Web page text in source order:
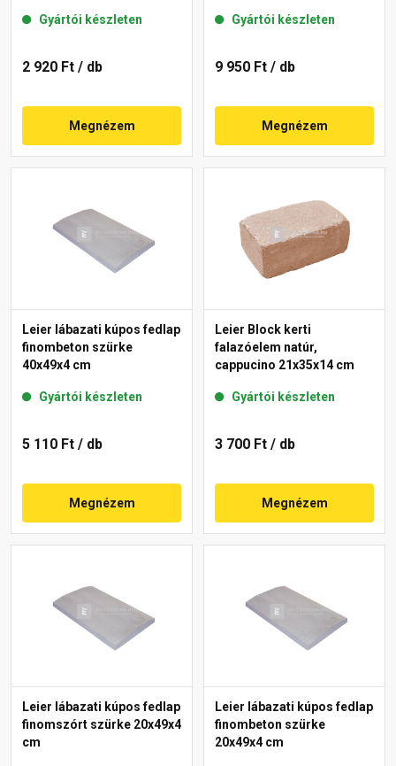
Gyártói készleten
2 920 Ft / db
Megnézem
Gyártói készleten
9 950 Ft / db
Megnézem
Leier lábazati kúpos fedlap
finombeton szürke
40x49x4 cm
Gyártói készleten
5 110 Ft / db
Megnézem
Leier Block kerti
falazóelem natúr,
cappucino 21x35x14 cm
Gyártói készleten
3 700 Ft / db
Megnézem
Leier lábazati kúpos fedlap
finomszórt szürke 20x49x4
cm
Leier lábazati kúpos fedlap
finombeton szürke
20x49x4 cm